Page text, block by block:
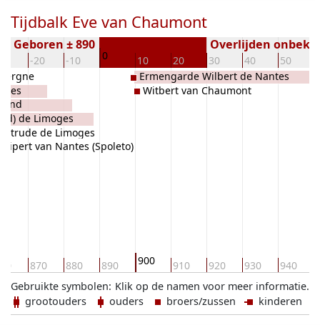
Tijdbalk Eve van Chaumont
-20 -10 0 10 20 30 40 50
Geboren ± 890 Overlijden
870 880 890 900 910 920 930 940
de Limoges
de Limoges
Wipert van Nantes (Spoleto)
Ermengarde Wilbert de Nantes
Witbert van Chaumont
Klik op de namen voor meer informatie.
Gebruikte symbolen:
grootouders
ouders broers/zussen kinderen